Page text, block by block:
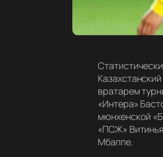
вратарем
«Интера»
мюнхенской
«ПСЖ»
Мбаппе.